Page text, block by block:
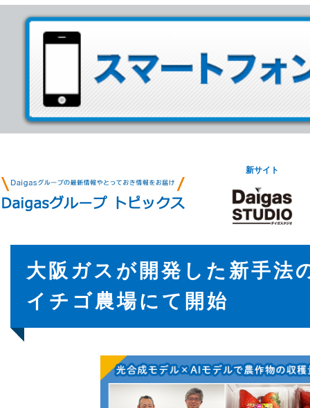
新サイト
大阪ガスが開発した新手法
イチゴ農場にて開始